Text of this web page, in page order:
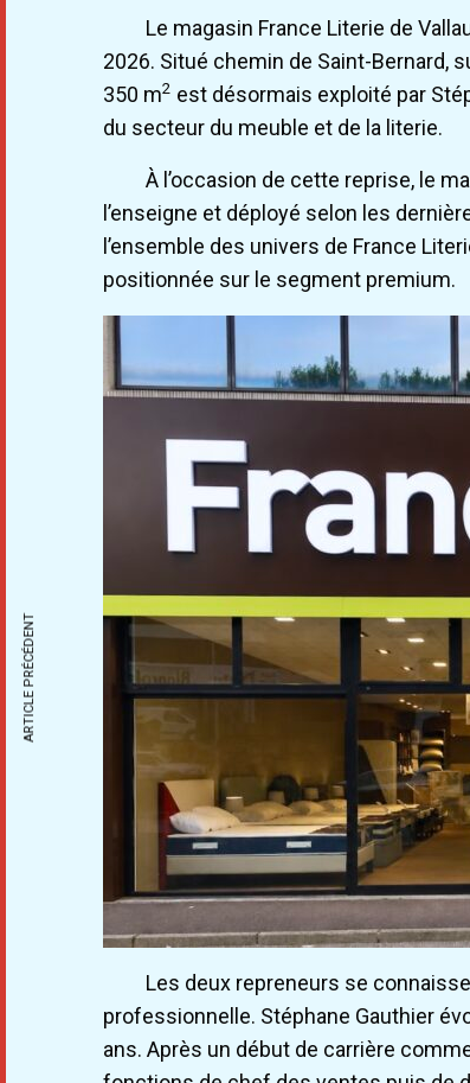
Le magasin France Literie de
2026. Situé chemin de Saint-Bernard,
350 m2 est désormais exploité par
du secteur du meuble et de la literie.
À l’occasion de cette reprise, le
l’enseigne et déployé selon les
l’ensemble des univers de France
positionnée sur le segment premium.
Les deux repreneurs se
professionnelle. Stéphane Gauthier
ans. Après un début de carrière
ARTICLE PRÉCÉDENT